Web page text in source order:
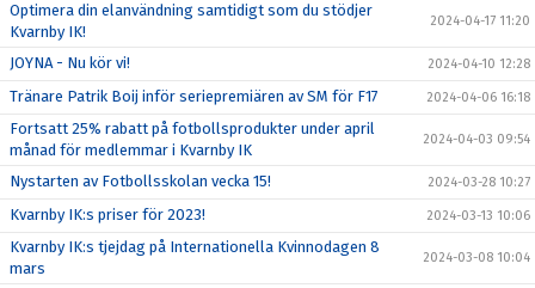
Optimera din elanvändning samtidigt som du stödjer
Kvarnby IK!
2024-04-17 11:20
JOYNA - Nu kör vi! 2024-04-10 12:28
Tränare Patrik Boij inför seriepremiären av SM för F17 2024-04-06 16:18
Fortsatt 25% rabatt på fotbollsprodukter under april
månad för medlemmar i Kvarnby IK
2024-04-03 09:54
Nystarten av Fotbollsskolan vecka 15! 2024-03-28 10:27
Kvarnby IK:s priser för 2023! 2024-03-13 10:06
Kvarnby IK:s tjejdag på Internationella Kvinnodagen 8
mars
2024-03-08 10:04